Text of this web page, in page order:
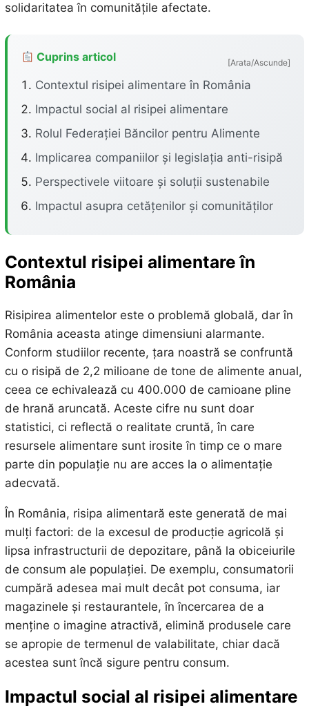
solidaritatea în comunitățile afectate.
Cuprins articol [Arata/Ascunde]
Contextul risipei alimentare în România
Impactul social al risipei alimentare
Rolul Federației Băncilor pentru Alimente
Implicarea companiilor și legislația anti-risipă
Perspectivele viitoare și soluții sustenabile
Impactul asupra cetățenilor și comunităților
Contextul risipei alimentare în
România
Risipirea alimentelor este o problemă globală, dar în
România aceasta atinge dimensiuni alarmante.
Conform studiilor recente, țara noastră se confruntă
cu o risipă de 2,2 milioane de tone de alimente anual,
ceea ce echivalează cu 400.000 de camioane pline
de hrană aruncată. Aceste cifre nu sunt doar
statistici, ci reflectă o realitate cruntă, în care
resursele alimentare sunt irosite în timp ce o mare
parte din populație nu are acces la o alimentație
adecvată.
În România, risipa alimentară este generată de mai
mulți factori: de la excesul de producție agricolă și
lipsa infrastructurii de depozitare, până la obiceiurile
de consum ale populației. De exemplu, consumatorii
cumpără adesea mai mult decât pot consuma, iar
magazinele și restaurantele, în încercarea de a
menține o imagine atractivă, elimină produsele care
se apropie de termenul de valabilitate, chiar dacă
acestea sunt încă sigure pentru consum.
Impactul social al risipei alimentare